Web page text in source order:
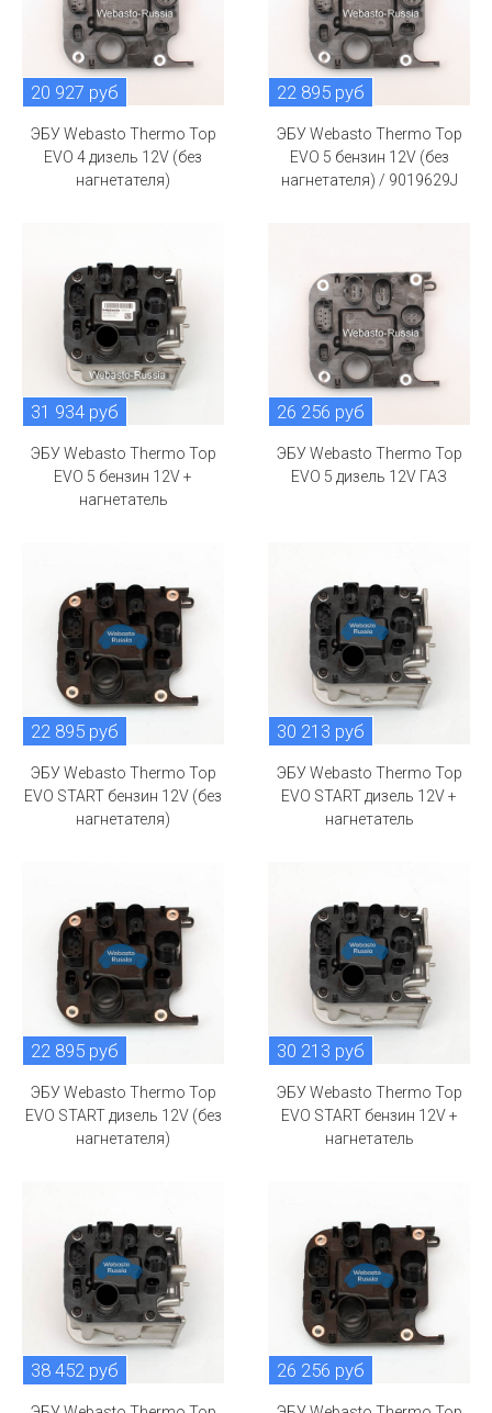
20 927 руб
ЭБУ Webasto Thermo Top
EVO 4 дизель 12V (без
нагнетателя)
22 895 руб
ЭБУ Webasto Thermo Top
EVO 5 бензин 12V (без
нагнетателя) / 9019629J
31 934 руб
ЭБУ Webasto Thermo Top
EVO 5 бензин 12V +
нагнетатель
26 256 руб
ЭБУ Webasto Thermo Top
EVO 5 дизель 12V ГАЗ
22 895 руб
ЭБУ Webasto Thermo Top
EVO START бензин 12V (без
нагнетателя)
30 213 руб
ЭБУ Webasto Thermo Top
EVO START дизель 12V +
нагнетатель
22 895 руб
ЭБУ Webasto Thermo Top
EVO START дизель 12V (без
нагнетателя)
30 213 руб
ЭБУ Webasto Thermo Top
EVO START бензин 12V +
нагнетатель
38 452 руб 26 256 руб